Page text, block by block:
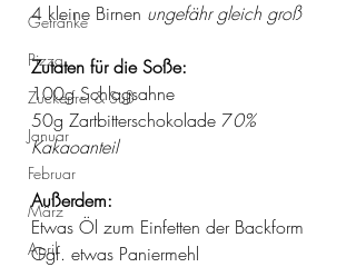
Getränke
Pizza
Zuckerfrei & Süß
Januar
Februar
März
April
4 kleine Birnen ungefähr gleich groß
Zutaten für die Soße:
100g Schlagsahne
50g Zartbitterschokolade 70%
Kakaoanteil
Außerdem:
Etwas Öl zum Einfetten der Backform
Ggf. etwas Paniermehl